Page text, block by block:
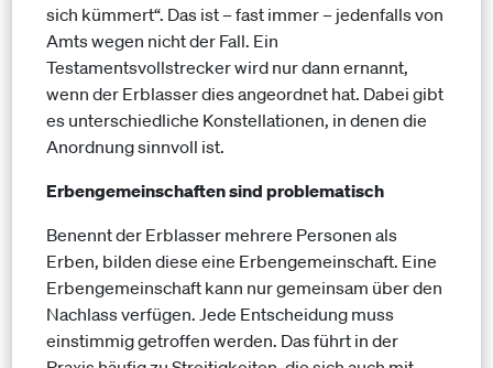
sich kümmert“. Das ist – fast immer – jedenfalls von
Amts wegen nicht der Fall. Ein
Testamentsvollstrecker wird nur dann ernannt,
wenn der Erblasser dies angeordnet hat. Dabei gibt
es unterschiedliche Konstellationen, in denen die
Anordnung sinnvoll ist.
Erbengemeinschaften sind problematisch
Benennt der Erblasser mehrere Personen als
Erben, bilden diese eine Erbengemeinschaft. Eine
Erbengemeinschaft kann nur gemeinsam über den
Nachlass verfügen. Jede Entscheidung muss
einstimmig getroffen werden. Das führt in der